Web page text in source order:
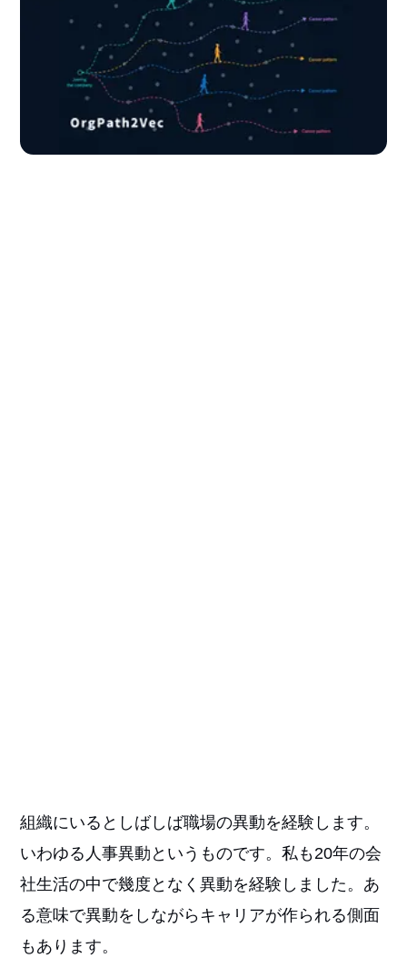
組織にいるとしばしば職場の異動を経験します。
いわゆる人事異動というものです。私も20年の会
社生活の中で幾度となく異動を経験しました。あ
る意味で異動をしながらキャリアが作られる側面
もあります。